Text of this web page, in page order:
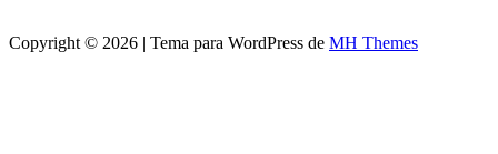
Copyright © 2026 | Tema para WordPress de MH Themes